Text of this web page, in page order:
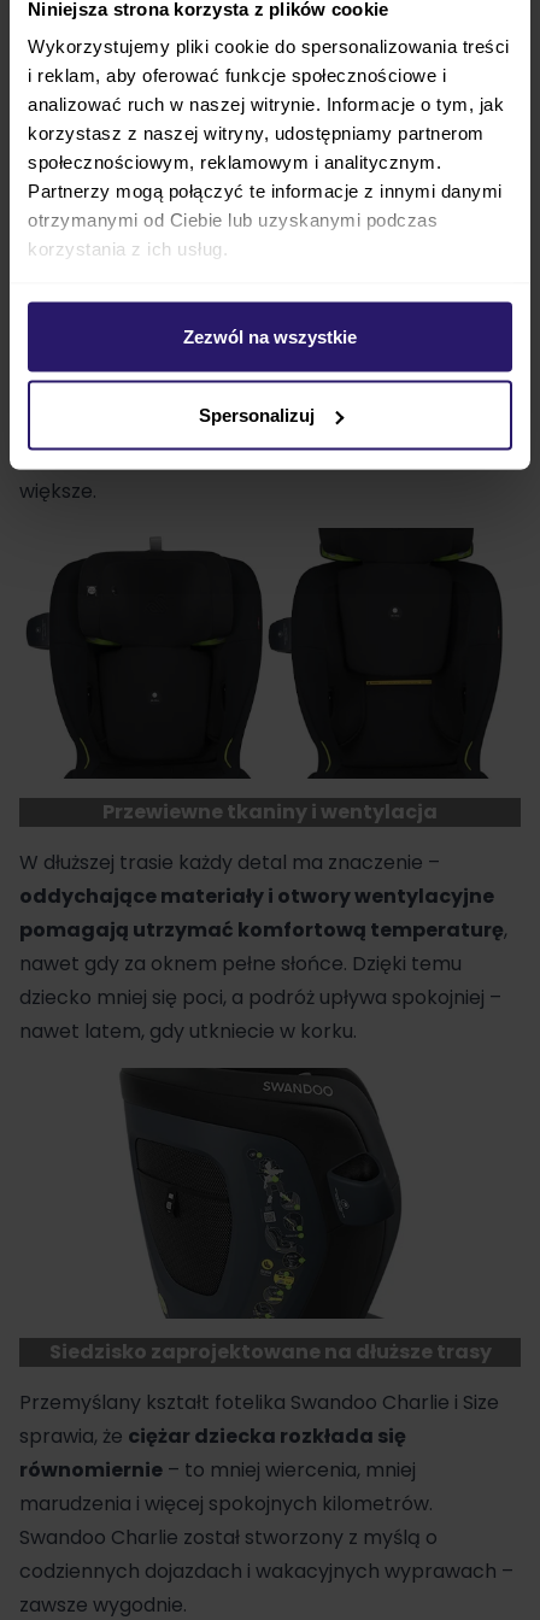
Niniejsza strona korzysta z plików cookie
Wykorzystujemy pliki cookie do spersonalizowania treści
i reklam, aby oferować funkcje społecznościowe i
analizować ruch w naszej witrynie. Informacje o tym, jak
korzystasz z naszej witryny, udostępniamy partnerom
społecznościowym, reklamowym i analitycznym.
Partnerzy mogą połączyć te informacje z innymi danymi
otrzymanymi od Ciebie lub uzyskanymi podczas
korzystania z ich usług.
Zezwól na wszystkie
Spersonalizuj
Siedzisko, które rośnie z dzieckiem
automatycznie poszerza się wraz z
. Dzięki temu siedzisko
„rośnie” nie tylko na wysokość, ale też na szerokość –
zapewniając dziecku wygodę i swobodę ruchów
nawet wtedy, gdy z każdym miesiącem robi się coraz
większe.
Przewiewne tkaniny i wentylacja
W dłuższej trasie każdy detal ma znaczenie –
oddychające materiały i otwory wentylacyjne
pomagają utrzymać komfortową temperaturę,
nawet gdy za oknem pełne słońce. Dzięki temu
dziecko mniej się poci, a podróż upływa spokojniej –
nawet latem, gdy utkniecie w korku.
Siedzisko zaprojektowane na dłuższe trasy
Przemyślany kształt fotelika Swandoo Charlie i Size
sprawia, że ciężar dziecka rozkłada się
równomiernie – to mniej wiercenia, mniej
marudzenia i więcej spokojnych kilometrów.
Swandoo Charlie został stworzony z myślą o
codziennych dojazdach i wakacyjnych wyprawach –
zawsze wygodnie.